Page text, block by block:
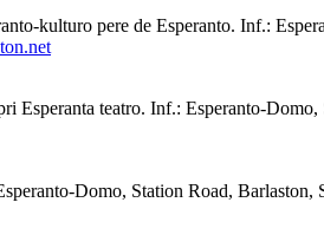
kulturo pere de Esperanto. Inf.:
teatro. Inf.: Esperanto-
Domo, Station Road,